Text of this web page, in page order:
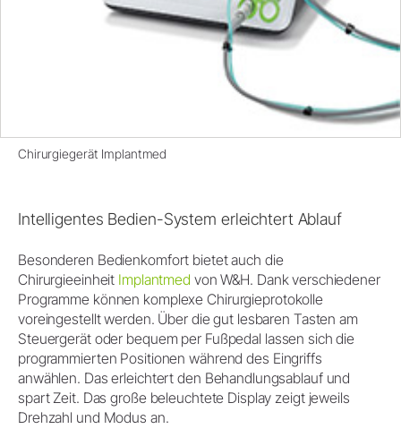
Chirurgiegerät Implantmed
Intelligentes Bedien-System erleichtert Ablauf
Besonderen Bedienkomfort bietet auch die
Chirurgieeinheit Implantmed von W&H. Dank verschiedener
Programme können komplexe Chirurgieprotokolle
voreingestellt werden. Über die gut lesbaren Tasten am
Steuergerät oder bequem per Fußpedal lassen sich die
programmierten Positionen während des Eingriffs
anwählen. Das erleichtert den Behandlungsablauf und
spart Zeit. Das große beleuchtete Display zeigt jeweils
Drehzahl und Modus an.